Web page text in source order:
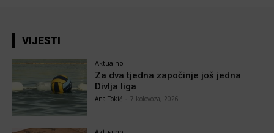
VIJESTI
Aktualno
Za dva tjedna započinje još jedna
Divlja liga
Ana Tokić 7 kolovoza, 2026